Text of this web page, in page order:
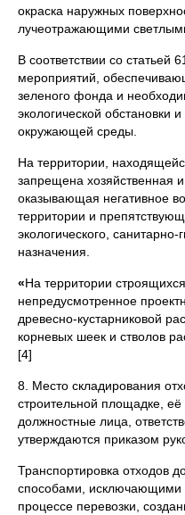
окраска наружных
лучеотражающими
В соответствии со статьей
мероприятий,
зеленого фонда и
экологической обстановки
окружающей среды.
На территории,
запрещена хозяйственная
оказывающая негативное
территории и
экологического,
назначения.
«На территории
непредусмотренное
древесно-кустарниковой
корневых шеек и стволов
[4]
8. Место складирования
строительной площадке, её
должностные лица,
утверждаются приказом
Транспортировка отходов
способами, исключающими
процессе перевозки,